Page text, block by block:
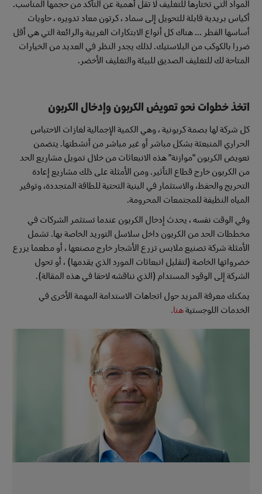
المواد التي تختارها للتغليف لا تقل أهمية عن التأكد من حجمها المناسب.
أكياس بريدية قابلة للتحويل إلى سماد ، كرتون معاد تدويره ، حاويات
أساسها الفطر ... هناك كل أنواع الابتكارات الغريبة والرائعة التي هي أقل
ضررا بالكوكب من البلاستيك. لذلك يجدر النظر في العديد من الخيارات
المتاحة لك للتغليف الصديق للبيئة والتغليف الأخضر.
اتخذ خطوات نحو تعويض الكربون وإدخال الكربون
كل شركة لها بصمة كربونية ، وهي الكمية الإجمالية لغازات الاحتباس
الحراري المنبعثة بشكل مباشر أو غير مباشر من أنشطتها. يتضمن
تعويض الكربون "موازنة" هذه الانبعاثات من خلال تمويل مشاريع الحد
من الكربون خارج قطاع التأثير. ومن الأمثلة على ذلك مشاريع إعادة
التحريج والحفظ، والاستثمار في البنية التحتية للطاقة المتجددة، وتوفير
المياه النظيفة للمجتمعات المحرومة.
وفي الوقت نفسه ، يحدث إدخال الكربون عندما تستثمر الشركات في
مخططات الحد من الكربون داخل سلاسل التوريد الخاصة بها. تشمل
الأمثلة شركة تصنيع ملابس تزرع الأشجار خارج مصنعها ، أو مطعما يزرع
خضرواتها الخاصة (لتقليل انبعاثات المورد الذي يقدمها) ، أو تحول
الشركة إلى الوقود المستدام (الذي نناقشه لاحقا في هذه المقالة).
يمكنك معرفة المزيد حول اتجاهات الاستدامة المهمة الأخرى في
الخدمات اللوجستيةهنا.